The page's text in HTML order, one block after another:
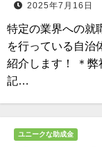
2025年7月16日
特定の業界への就
を行っている自治
紹介します！ ＊
記…
ユニークな助成金